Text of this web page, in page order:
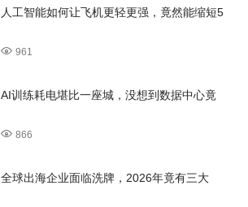
人工智能如何让飞机更轻更强，竟然能缩短5
961
AI训练耗电堪比一座城，没想到数据中心竟
866
全球出海企业面临洗牌，2026年竟有三大